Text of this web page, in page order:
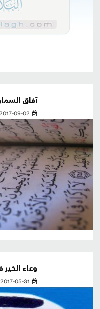
آفاق
2017-09-02
وعاء
2017-05-31